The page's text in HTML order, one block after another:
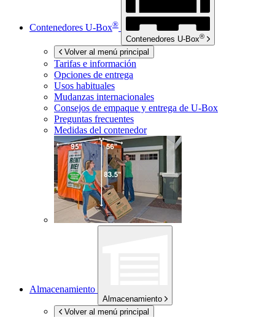
Contenedores U-Box®
Contenedores U-Box®
Volver al menú principal
Tarifas e información
Opciones de entrega
Usos habituales
Mudanzas internacionales
Consejos de empaque y entrega de U-Box
Preguntas frecuentes
Medidas del contenedor
Almacenamiento
Almacenamiento
Volver al menú principal